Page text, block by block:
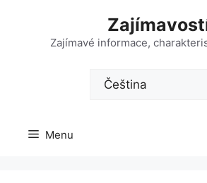
Zajímavé informace,
Zvolte
jazyk
Menu